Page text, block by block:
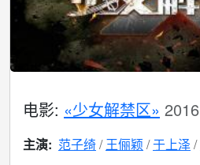
电影: «少女解禁区» 2016
主演: 范子绮 王俪颖 于上泽